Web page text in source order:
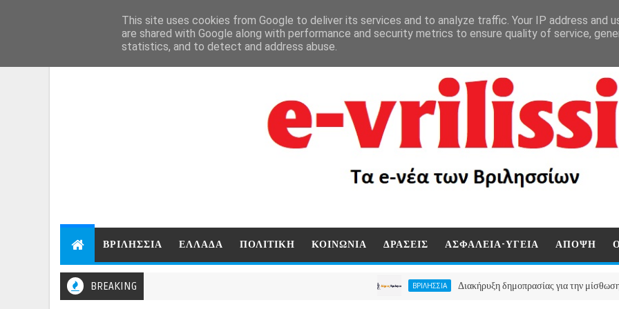
ΒΡΙΛΗΣΣΙΑ ΕΛΛΑΔΑ ΠΟΛΙΤΙΚΗ ΚΟΙΝΩΝΙΑ ΔΡΑΣΕΙΣ ΑΣΦΑΛΕΙΑ-ΥΓΕΙΑ ΑΠΟΨΗ
BREAKING ΒΡΙΛΗΣΣΙΑ Διακήρυξη δημοπρασίας για την μίσθωση
This site uses cookies from Google to deliver its services and to analyze traffic. Your IP address and
are shared with Google along with performance and security metrics to ensure quality of service,
statistics, and to detect and address abuse.